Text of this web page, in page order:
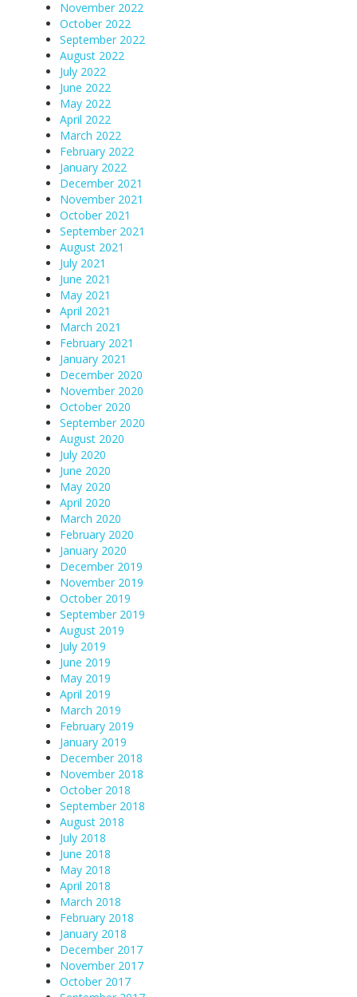
November 2022
October 2022
September 2022
August 2022
July 2022
June 2022
May 2022
April 2022
March 2022
February 2022
January 2022
December 2021
November 2021
October 2021
September 2021
August 2021
July 2021
June 2021
May 2021
April 2021
March 2021
February 2021
January 2021
December 2020
November 2020
October 2020
September 2020
August 2020
July 2020
June 2020
May 2020
April 2020
March 2020
February 2020
January 2020
December 2019
November 2019
October 2019
September 2019
August 2019
July 2019
June 2019
May 2019
April 2019
March 2019
February 2019
January 2019
December 2018
November 2018
October 2018
September 2018
August 2018
July 2018
June 2018
May 2018
April 2018
March 2018
February 2018
January 2018
December 2017
November 2017
October 2017